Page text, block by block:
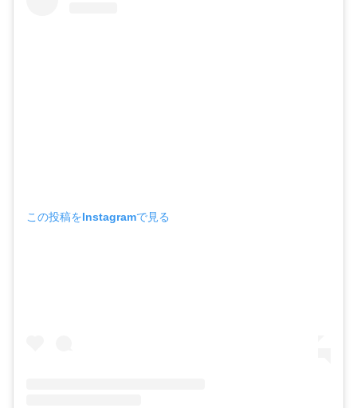
この投稿をInstagramで見る